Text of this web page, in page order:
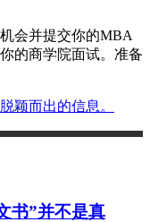
会并提交你的MBA
的商学院面试。准备
颖而出的信息。
书”并不是真